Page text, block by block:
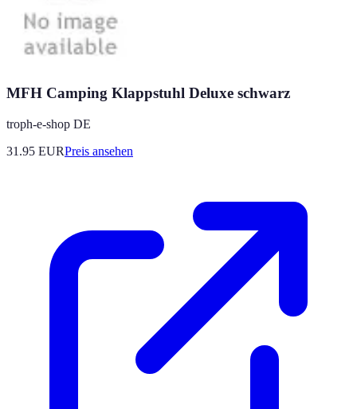
MFH Camping Klappstuhl Deluxe schwarz
troph-e-shop DE
31.95 EURPreis ansehen